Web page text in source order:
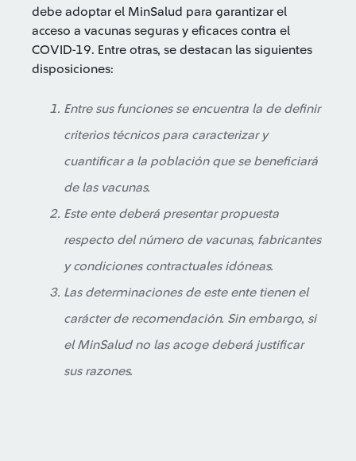
debe adoptar el MinSalud para garantizar el
acceso a vacunas seguras y eficaces contra el
COVID-19. Entre otras, se destacan las siguientes
disposiciones:
Entre sus funciones se encuentra la de definir
criterios técnicos para caracterizar y
cuantificar a la población que se beneficiará
de las vacunas.
Este ente deberá presentar propuesta
respecto del número de vacunas, fabricantes
y condiciones contractuales idóneas.
Las determinaciones de este ente tienen el
carácter de recomendación. Sin embargo, si
el MinSalud no las acoge deberá justificar
sus razones.